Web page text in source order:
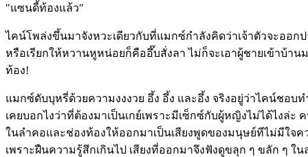
"แซนดี้ท้องแล้ว"
ไคน์โพล่งขึ้นมาจังหวะเดียวกับที่แมกซ์กำลังคิดว่าเจ้าตัวจะออก
หรือเรียกให้หวานหูหน่อยก็คืออึ๊บสั่งลา ไม่ก็จะเอาผู้ชายเข้าบ้า
ท้อง!
แมกซ์ดับบุหรี่ด้วยความงงงวย อึ้ง อึ้ง และอึ้ง จริงอยู่ว่าไคน์ชอ
เคยบอกไงว่าที่ต้องมาเป็นเกย์เพราะมีเซ็กซ์กับผู้หญิงไม่ได้ไงล่
ในลำคอและช่องท้องให้ออกมาเป็นเสียงพูดของมนุษย์ทีไม่มีใจค
เพราะฝืนความรู้สึกเกินไป เสียงที่ออกมาจึงฟังดูขลุก ๆ ขลัก ๆ